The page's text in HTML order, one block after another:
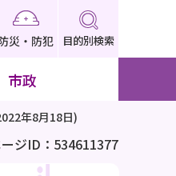
災・防犯 目的別検索
市政
年8月18日)
ジID：534611377